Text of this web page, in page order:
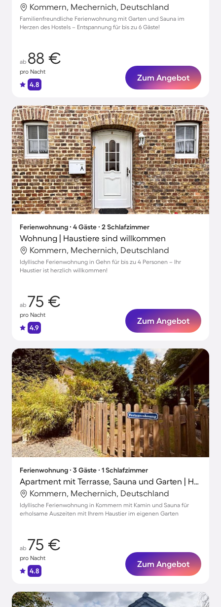
Kommern, Mechernich, Deutschland
Familienfreundliche Ferienwohnung mit Garten und Sauna im
Herzen des Hostels – Entspannung für bis zu 6 Gäste!
ab 88 €
pro Nacht
4.8
Zum Angebot
Ferienwohnung ∙ 4 Gäste ∙ 2 Schlafzimmer
Wohnung | Haustiere sind willkommen
Kommern, Mechernich, Deutschland
Idyllische Ferienwohnung in Gehn für bis zu 4 Personen – Ihr
Haustier ist herzlich willkommen!
ab 75 €
pro Nacht
4.9
Zum Angebot
Ferienwohnung ∙ 3 Gäste ∙ 1 Schlafzimmer
Apartment mit Terrasse, Sauna und Garten | Haustiere sind willkommen
Kommern, Mechernich, Deutschland
Idyllische Ferienwohnung in Kommern mit Kamin und Sauna für
erholsame Auszeiten mit Ihrem Haustier im eigenen Garten
ab 75 €
pro Nacht
4.8
Zum Angebot